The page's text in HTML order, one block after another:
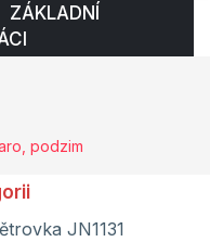
podzim
JN1131